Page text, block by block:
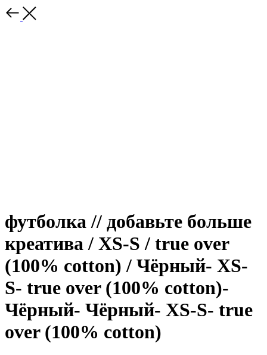
футболка // добавьте больше
креатива / XS-S / true over
(100% cotton) / Чёрный- XS-
S- true over (100% cotton)-
Чёрный- Чёрный- XS-S- true
over (100% cotton)